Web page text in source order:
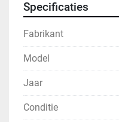
Hydraulische
sturing
Breedte verlichting
COC EU
kan op[ nederlands
door ons.
Specificaties
Fabrikant
Model
Jaar
Conditie